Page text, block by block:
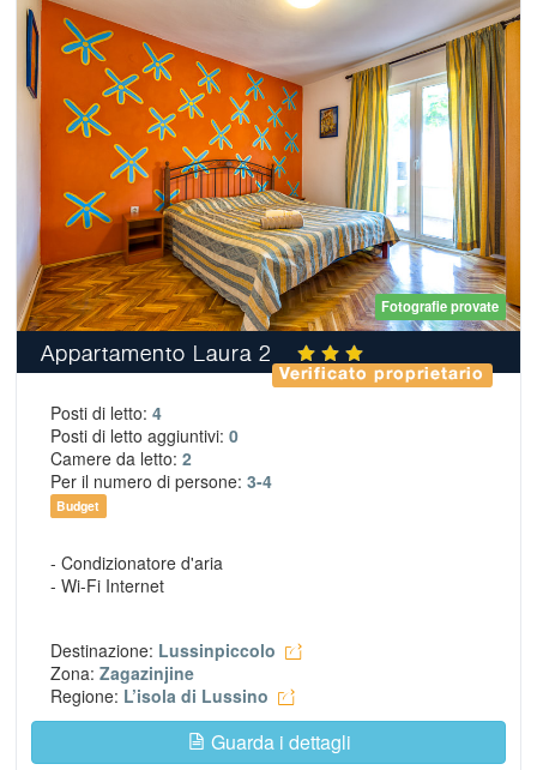
Fotografie provate
Appartamento Laura 2
Verificato proprietario
Posti di letto: 4
Posti di letto aggiuntivi: 0
Camere da letto: 2
Per il numero di persone: 3-4
Budget
- Condizionatore d'aria
- Wi-Fi Internet
Destinazione: Lussinpiccolo
Zona: Zagazinjine
Regione: L’isola di Lussino
Guarda i dettagli